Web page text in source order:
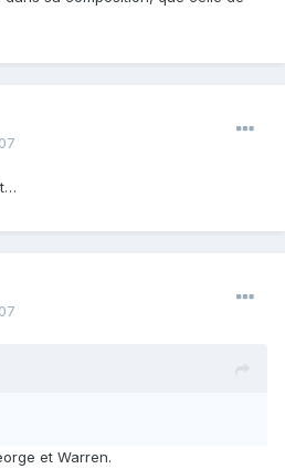
et Warren.